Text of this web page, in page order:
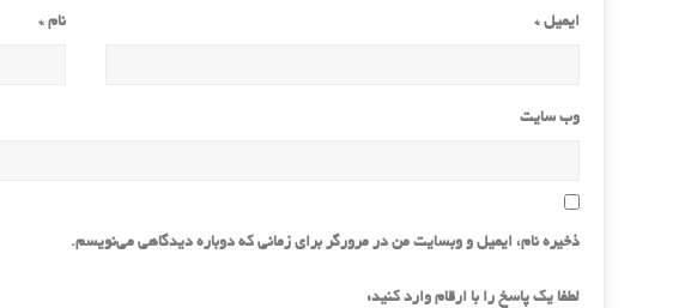
نام * ایمیل*
وب‌ سایت
ذخیره نام، ایمیل و وبسایت من در مرورگر برای زمانی که دوباره دیدگاهی می‌نویسم.
لطفا یک پاسخ را با ارقام وارد کنید: